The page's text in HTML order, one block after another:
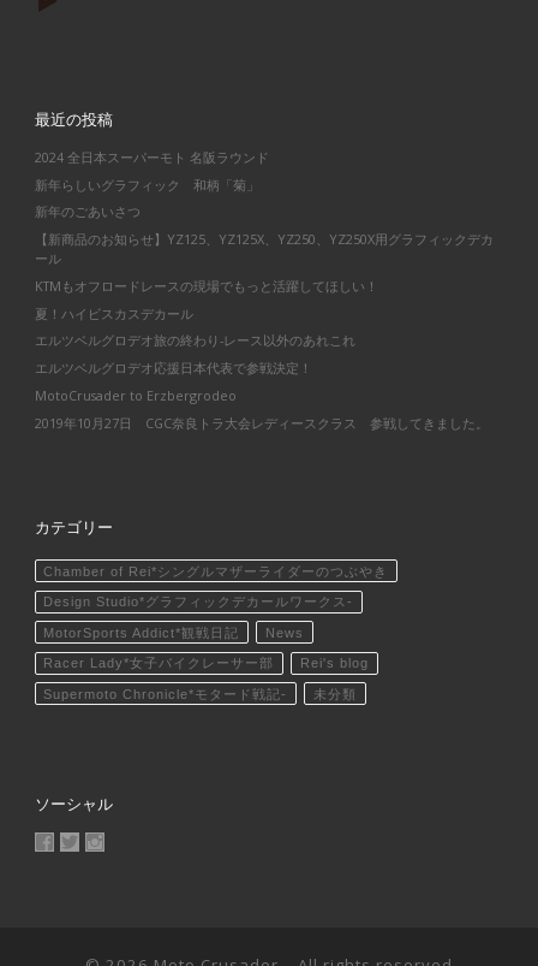
最近の投稿
2024 全日本スーパーモト 名阪ラウンド
新年らしいグラフィック 和柄「菊」
新年のごあいさつ
【新商品のお知らせ】YZ125、YZ125X、YZ250、YZ250X用グラフィックデカ
ール
KTMもオフロードレースの現場でもっと活躍してほしい！
夏！ハイビスカスデカール
エルツベルグロデオ旅の終わり-レース以外のあれこれ
エルツベルグロデオ応援日本代表で参戦決定！
MotoCrusader to Erzbergrodeo
2019年10月27日 CGC奈良トラ大会レディースクラス 参戦してきました。
カテゴリー
Chamber of Rei*シングルマザーライダーのつぶやき
Design Studio*グラフィックデカールワークス-
MotorSports Addict*観戦日記 News
Racer Lady*女子バイクレーサー部 Rei's blog
Supermoto Chronicle*モタード戦記- 未分類
ソーシャル
MotoCrusader さんのプロフィールを Facebook で表示
@MotoCrusader さんのプロフィールを Twitter で表示